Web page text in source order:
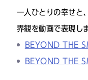
一人ひとりの幸せと
界観を動画で表現し
BEYOND THE
BEYOND THE